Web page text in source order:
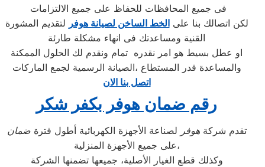
فى جميع المحافظات للحفاظ على جميع الالتزامات
لكن اتصالك بنا علىالخط الساخن لصيانة هوفر لتقديم المشورة
القنية ومساعدتك فى انهاء مشكلة طارئة
او عطل بسيط هو امر نقدره تمام ونقدم لك الحلول الممكنة
والمساعدة قدر المستطاع ،الصيانة الرسمية لجمع الماركات
اتصل بنا الان
رقم ضمان هوفر بكفر شكر
تقدم شركةهوفر لصناعة الأجهزة الكهربائية أطول فترةضمان
على جميع الأجهزة المنزلية،
وكذلك قطع الغيار الأصلية، جميعها تضمنها الشركة